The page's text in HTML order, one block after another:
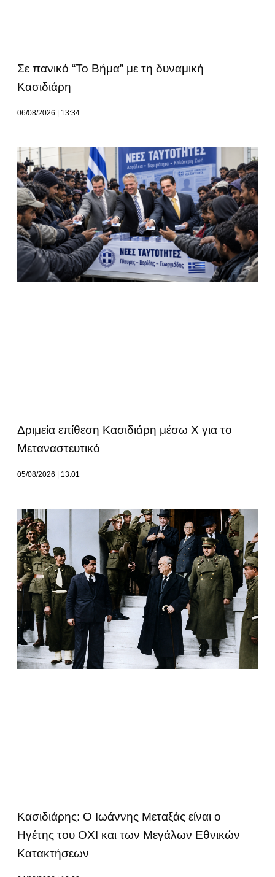
Σε πανικό “Το Βήμα” με τη δυναμική
Κασιδιάρη
06/08/2026 13:34
Δριμεία επίθεση Κασιδιάρη μέσω Χ για το
Μεταναστευτικό
05/08/2026 13:01
Κασιδιάρης: Ο Ιωάννης Μεταξάς είναι ο
Ηγέτης του ΟΧΙ και των Μεγάλων Εθνικών
Κατακτήσεων